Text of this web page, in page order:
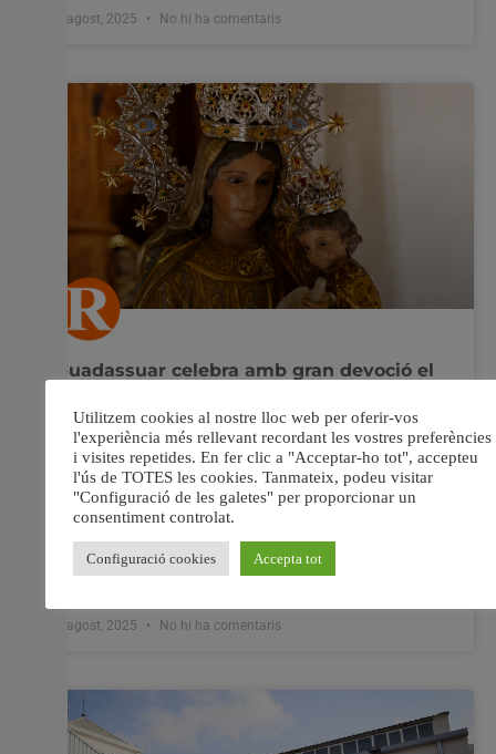
8 agost, 2025 No hi ha comentaris
Guadassuar celebra amb gran devoció el
Guadassuar continua celebrant les seues festes d’estiu
amb gran participació dels veïns i veïnes. Dijous 7
d’agost, el poble s’ha vestit de gala per homenatjar la
seua patrona, la Mare de Déu de la Misericòrdia. Les
d’organitzar la festa i, tot i
8 agost, 2025 No hi ha comentaris